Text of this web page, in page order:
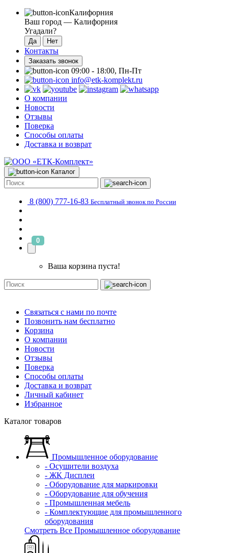
Калифорния
Ваш город — Калифорния
Угадали?
Контакты
Заказать звонок
09:00 - 18:00, Пн-Пт
info@etk-komplekt.ru
О компании
Новости
Отзывы
Поверка
Способы оплаты
Доставка и возврат
Каталог
8 (800) 777-16-83 Бесплатный звонок по России
0
Ваша корзина пуста!
Связаться с нами по почте
Позвонить нам бесплатно
Корзина
О компании
Новости
Отзывы
Поверка
Способы оплаты
Доставка и возврат
Личный кабинет
Избранное
Каталог товаров
Промышленное оборудование
- Осушители воздуха
- ЖК Дисплеи
- Оборудование для маркировки
- Оборудование для обучения
- Промышленная мебель
- Комплектующие для промышленного
оборудования
Смотреть Все Промышленное оборудование